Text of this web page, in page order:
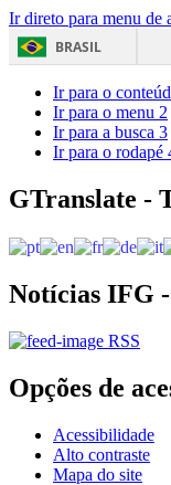
Ir direto para menu de
BRASIL
Ir para o
Ir para o menu 2
Ir para a busca 3
Ir para o rodapé
GTranslate -
Notícias IFG -
RSS
Opções de
Acessibilidade
Alto contraste
Mapa do site